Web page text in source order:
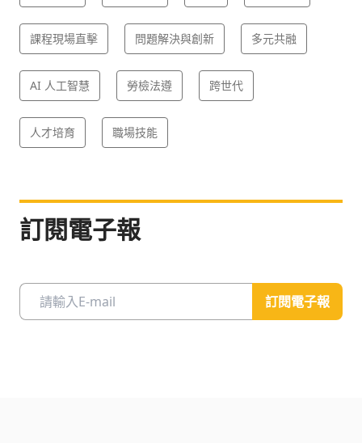
課程現場直擊 問題解決與創新 多元共融
AI 人工智慧 勞檢法遵 跨世代
人才培育 職場技能
訂閱電子報
訂閱電子報